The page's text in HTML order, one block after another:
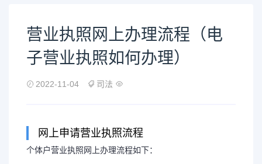
营业执照网上办理流程（电
子营业执照如何办理）
2022-11-04 司法
网上申请营业执照流程
个体户营业执照网上办理流程如下：